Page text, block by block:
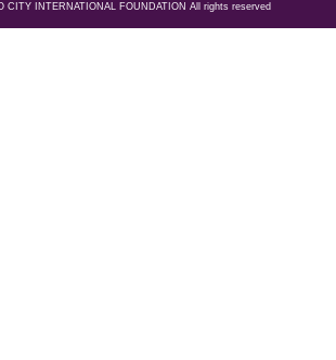
CITY INTERNATIONAL FOUNDATION All rights reserved